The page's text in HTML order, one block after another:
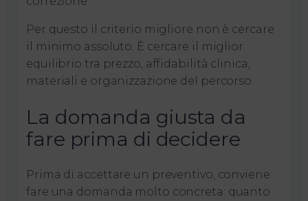
Per questo il criterio migliore non è cercare
il minimo assoluto. È cercare il miglior
equilibrio tra prezzo, affidabilità clinica,
materiali e organizzazione del percorso.
La domanda giusta da
fare prima di decidere
Prima di accettare un preventivo, conviene
fare una domanda molto concreta: quanto